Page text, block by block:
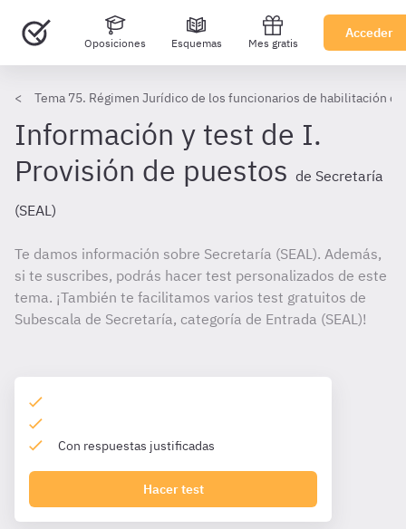
Oposiciones Esquemas Mes gratis
Acceder
Tema 75. Régimen Jurídico de los funcionarios de habilitación
Información y test de I.
Provisión de puestos de Secretaría
(SEAL)
Te damos información sobre Secretaría (SEAL). Además,
si te suscribes, podrás hacer test personalizados de este
tema. ¡También te facilitamos varios test gratuitos de
Subescala de Secretaría, categoría de Entrada (SEAL)!
Con respuestas justificadas
Hacer test